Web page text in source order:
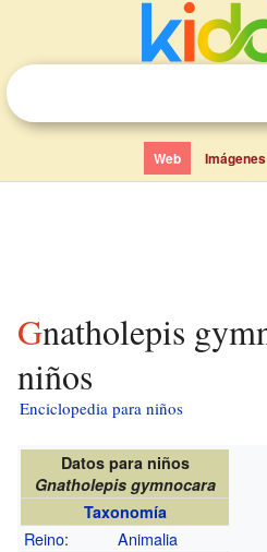
Web Imágenes
Gnatholepis gymnocara para
niños
Enciclopedia para niños
Datos para niños
Gnatholepis gymnocara
Taxonomía
Reino:
Animalia